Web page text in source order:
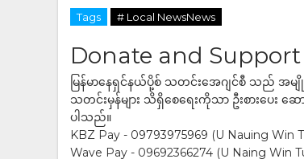
Tags # Local NewsNews
Donate and Support
မြန်မာနေရှင်နယ်ပို့စ် သတင်းအေဂျင်စီ သည် အမ
သတင်းမှန်များ သိရှိစေရေးကိုသာ ဦးစားပေး
ပါသည်။
KBZ Pay - 09793975969 (U Nauing Win
Wave Pay - 09692366274 (U Naing Win